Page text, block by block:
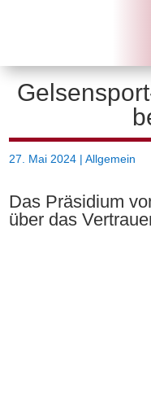
27. Mai 2024 |Allgemein
Das Präsidium
über das